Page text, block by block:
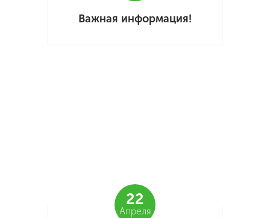
Важная информация!
22
Апреля